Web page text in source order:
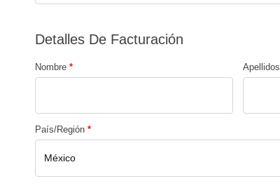
Detalles De Facturación
Nombre * Apellidos
País/Región *
México